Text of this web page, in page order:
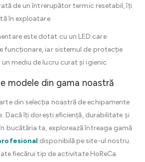
de un întrerupător termic resetabil, îți
în exploatare.
este dotat cu un LED care
funcționare, iar sistemul de protecție
mediu de lucru curat și igienic.
modele din gama noastră
din selecția noastră de echipamente
Dacă îți dorești eficiență, durabilitate și
bucătăria ta, explorează întreaga gamă
disponibilă pe site-ul nostru.
fiecărui tip de activitate HoReCa.